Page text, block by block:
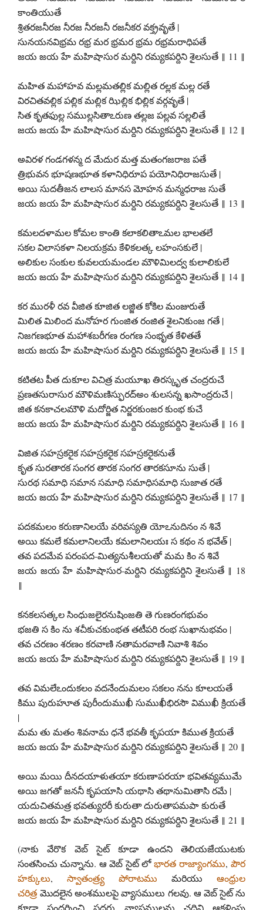
కాంతియుతే
శ్రితరజనీరజ నీరజ నీరజనీ రజనీకర వక్త్రవృతే |
సునయనవిభ్రమ రభ్ర మర భ్రమర భ్రమ రభ్రమరాధిపతే
జయ జయ హే మహిషాసుర మర్దిని రమ్యకపర్దిని శైలసుతే ‖ 11 ‖
మహిత మహాహవ మల్లమతల్లిక మల్లిత రల్లక మల్ల రతే
విరచితవల్లిక పల్లిక మల్లిక ఝిల్లిక భిల్లిక వర్గవృతే |
సిత కృతఫుల్ల సముల్లసితాఽరుణ తల్లజ పల్లవ సల్లలితే
జయ జయ హే మహిషాసుర మర్దిని రమ్యకపర్దిని శైలసుతే ‖ 12 ‖
అవిరళ గండగళన్మ ద మేదుర మత్త మతంగజరాజ పతే
త్రిభువన భూషణభూత కళానిధిరూప పయోనిధిరాజసుతే |
అయి సుదతీజన లాలస మానస మోహన మన్మధరాజ సుతే
జయ జయ హే మహిషాసుర మర్దిని రమ్యకపర్దిని శైలసుతే ‖ 13 ‖
కమలదళామల కోమల కాంతి కలాకలితాఽమల భాలతలే
సకల విలాసకళా నిలయక్రమ కేళికలత్క లహంసకులే |
అలికుల సంకుల కువలయమండల మౌళిమిలద్వ కులాలికులే
జయ జయ హే మహిషాసుర మర్దిని రమ్యకపర్దిని శైలసుతే ‖ 14 ‖
కర మురళీ రవ వీజిత కూజిత లజ్జిత కోకిల మంజురుతే
మిలిత మిలింద మనోహర గుంజిత రంజిత శైలనికుంజ గతే |
నిజగణభూత మహాశబరీగణ రంగణ సంభృత కేళితతే
జయ జయ హే మహిషాసుర మర్దిని రమ్యకపర్దిని శైలసుతే ‖ 15 ‖
కటితట పీత దుకూల విచిత్ర మయూఖ తిరస్కృత చంద్రరుచే
ప్రణతసురాసుర మౌళిమణిస్ఫురద్అం శులసన్న ఖసాంద్రరుచే |
జిత కనకాచలమౌళి మదోర్జిత నిర్జరకుంజర కుంభ కుచే
జయ జయ హే మహిషాసుర మర్దిని రమ్యకపర్దిని శైలసుతే ‖ 16 ‖
విజిత సహస్రకరైక సహస్రకరైక సహస్రకరైకనుతే
కృత సురతారక సంగర తారక సంగర తారకసూను సుతే |
సురథ సమాధి సమాన సమాధి సమాధిసమాధి సుజాత రతే
జయ జయ హే మహిషాసుర మర్దిని రమ్యకపర్దిని శైలసుతే ‖ 17 ‖
పదకమలం కరుణానిలయే వరివస్యతి యోఽనుదినం న శివే
అయి కమలే కమలానిలయే కమలానిలయః స కథం న భవేత్ |
తవ పదమేవ పరంపద-మిత్యనుశీలయతో మమ కిం న శివే
జయ జయ హే మహిషాసుర-మర్దిని రమ్యకపర్దిని శైలసుతే ‖ 18
‖
కనకలసత్కల సింధుజలైరనుషింజతి తె గుణరంగభువం
భజతి స కిం ను శచీకుచకుంభత తటీపరి రంభ సుఖానుభవం |
తవ చరణం శరణం కరవాణి నతామరవాణి నివాశి శివం
జయ జయ హే మహిషాసుర మర్దిని రమ్యకపర్దిని శైలసుతే ‖ 19 ‖
తవ విమలేఽందుకలం వదనేందుమలం సకలం నను కూలయతే
కిము పురుహూత పురీందుముఖీ సుముఖీభిరసౌ విముఖీ క్రియతే
|
మమ తు మతం శివనామ ధనే భవతీ కృపయా కిముత క్రియతే
జయ జయ హే మహిషాసుర మర్దిని రమ్యకపర్దిని శైలసుతే ‖ 20 ‖
అయి మయి దీనదయాళుతయా కరుణాపరయా భవితవ్యముమే
అయి జగతో జననీ కృపయాసి యథాసి తథానుమితాసి రమే |
యదుచితమత్ర భవత్యురరీ కురుతా దురుతాపమపా కురుతే
జయ జయ హే మహిషాసుర మర్దిని రమ్యకపర్దిని శైలసుతే ‖ 21 ‖
(నాకు వేరొక వెబ్ సైట్ కూడా ఉందని తెలియజేయుటకు
సంతసించు చున్నాను. ఆ వెబ్ సైట్ లోభారత రాజ్యాంగము, పౌర
హక్కులు,స్వాతంత్ర్య పోరాటము మరియు ఆంధ్రుల
చరిత్ర మొదలైన అంశములపై వ్యాసములు గలవు. ఆ వెబ్ సైట్ ను
కూడా సందర్శించి సదరు వ్యాసములను చదివి ఆకళింపు